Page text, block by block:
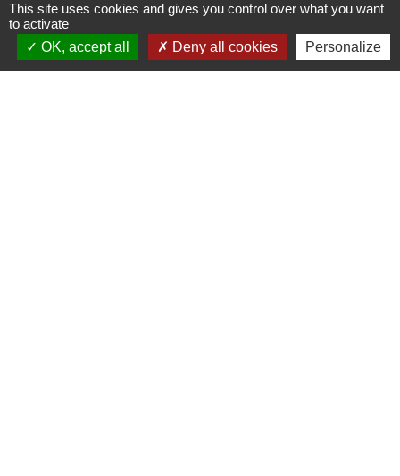
Textes de référence
This site uses cookies and gives you control over what you want
to activate
OK, accept all
Deny all cookies Personalize